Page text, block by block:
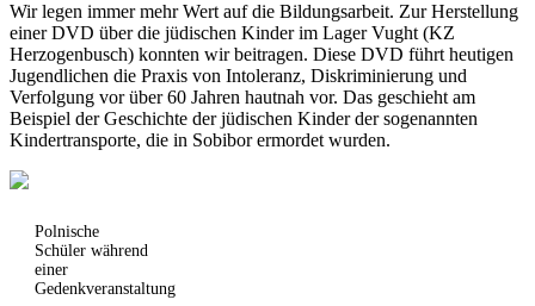
Wir legen immer mehr Wert auf die Bildungsarbeit. Zur Herstellung
einer DVD über die jüdischen Kinder im Lager Vught (KZ
Herzogenbusch) konnten wir beitragen. Diese DVD führt heutigen
Jugendlichen die Praxis von Intoleranz, Diskriminierung und
Verfolgung vor über 60 Jahren hautnah vor. Das geschieht am
Beispiel der Geschichte der jüdischen Kinder der sogenannten
Kindertransporte, die in Sobibor ermordet wurden.
Polnische
Schüler während
einer
Gedenkveranstaltung